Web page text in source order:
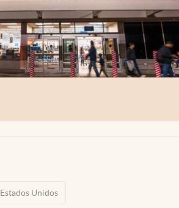
Estados Unidos